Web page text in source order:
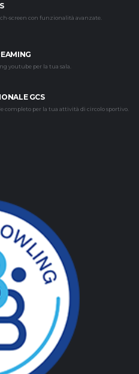
screen con funzionalità avanzate.
youtube per la tua sala.
GCS
completo per la tua attività di circolo sportivo.